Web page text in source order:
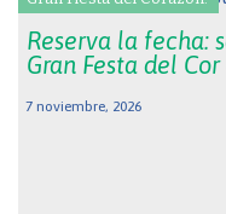
Reserva la fecha:
Gran Festa del
7 noviembre, 2026